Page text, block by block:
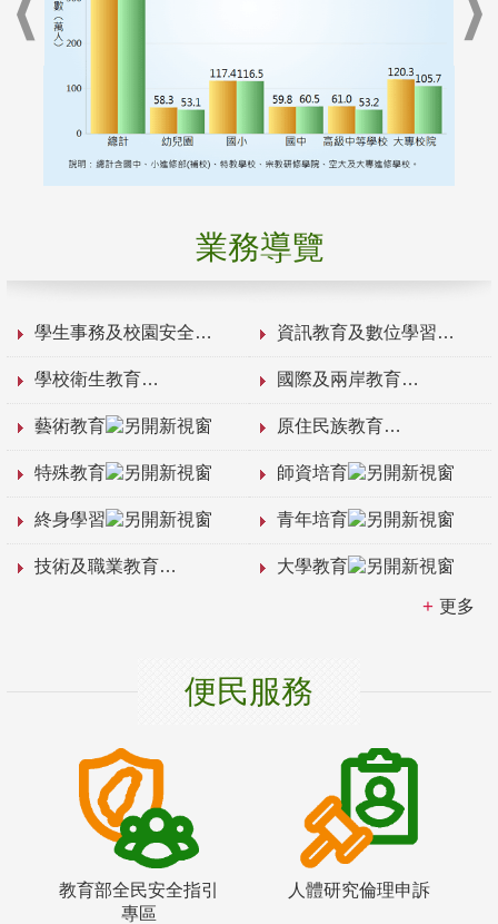
業務導覽
學生事務及校園安全 資訊教育及數位學習
學校衛生教育 國際及兩岸教育
藝術教育 原住民族教育
特殊教育 師資培育
終身學習 青年培育
技術及職業教育 大學教育
更多
便民服務
教育部全民安全指引
專區
人體研究倫理申訴